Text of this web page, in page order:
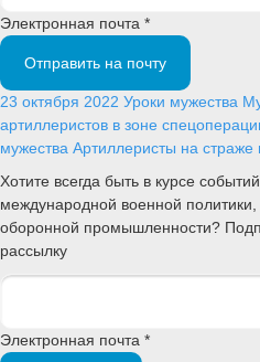
Электронная почта *
Отправить на почту
23 октября 2022 Уроки мужества
артиллеристов в зоне
мужества Артиллеристы на страже
Хотите всегда быть в курсе
международной военной
оборонной промышленности?
рассылку
Электронная почта *